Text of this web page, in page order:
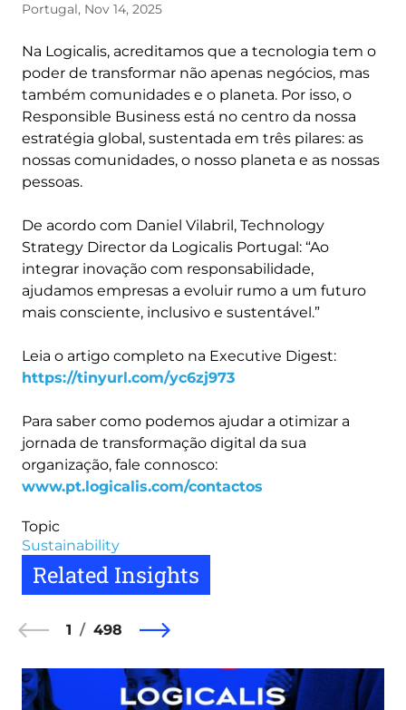
Portugal, Nov 14, 2025
Na Logicalis, acreditamos que a tecnologia tem o
poder de transformar não apenas negócios, mas
também comunidades e o planeta. Por isso, o
Responsible Business está no centro da nossa
estratégia global, sustentada em três pilares: as
nossas comunidades, o nosso planeta e as nossas
pessoas.
De acordo com Daniel Vilabril, Technology
Strategy Director da Logicalis Portugal: “Ao
integrar inovação com responsabilidade,
ajudamos empresas a evoluir rumo a um futuro
mais consciente, inclusivo e sustentável.”
Leia o artigo completo na Executive Digest:
https://tinyurl.com/yc6zj973
Para saber como podemos ajudar a otimizar a
jornada de transformação digital da sua
organização, fale connosco:
www.pt.logicalis.com/contactos
Topic
Sustainability
Related Insights
1 498